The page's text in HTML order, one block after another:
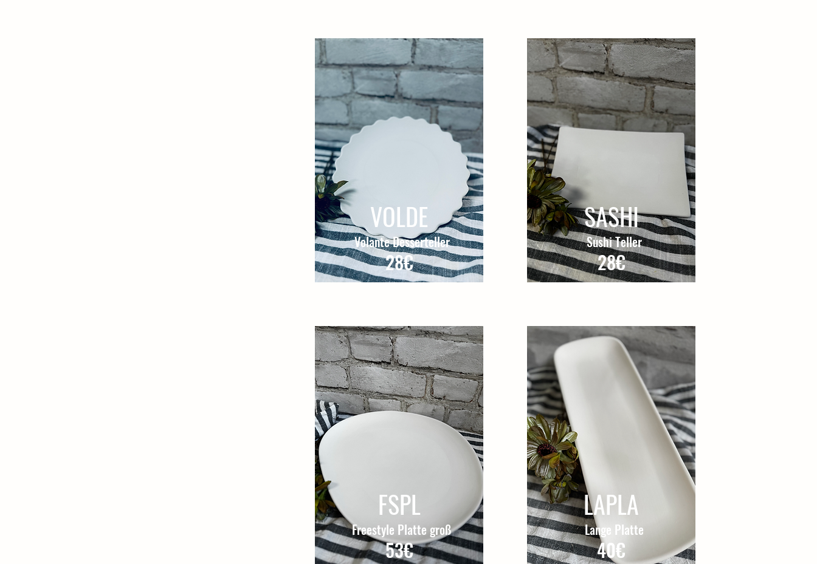
VOLDE
Volante Desserteller
28€
FSPL
Freestyle Platte groß
53€
SASHI
Sushi Teller
28€
LAPLA
Lange Platte
40€